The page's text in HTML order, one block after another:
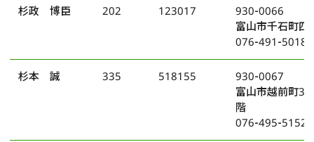
杉政 博臣 202 123017
930-0066
富山市千石町四
076-491-5018
杉本 誠 335 518155
930-0067
富山市越前町3
階
076-495-5152